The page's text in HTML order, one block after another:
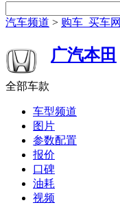
汽车频道 > 购车_买车网
广汽本田
全部车款
车型频道
图片
参数配置
报价
口碑
油耗
视频